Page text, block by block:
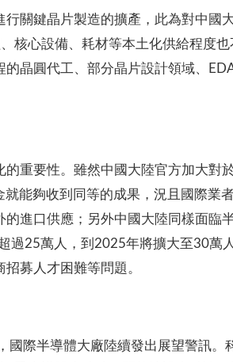
關鍵晶片製造的擴產，此為對中國
核心設備、耗材等本土化供給程度也
晶圓代工、部分晶片設計領域、EDA
重要性。雖然中國大陸官方加大對
能夠收到同等的成果，況且國際業
進口供應；另外中國大陸同樣面臨
過25萬人，到2025年將擴大至30萬人
募人才困難等問題。
國際半導體大廠陸續發出展望警訊。